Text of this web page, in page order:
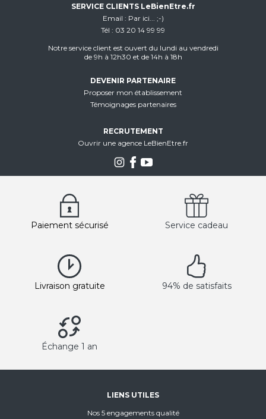
SERVICE CLIENTS LeBienEtre.fr
Email
Par ici... ;-)
Tél
03 20 14 99 99
Notre service client est ouvert du lundi au vendredi
de 9h à 12h30 et de 14h à 18h
DEVENIR PARTENAIRE
Proposer mon établissement
Témoignages partenaires
RECRUTEMENT
Ouvrir une agence LeBienEtre.fr
Paiement sécurisé Service cadeau
Livraison gratuite 94% de satisfaits
Échange 1 an
LIENS UTILES
Nos 5 engagements qualité